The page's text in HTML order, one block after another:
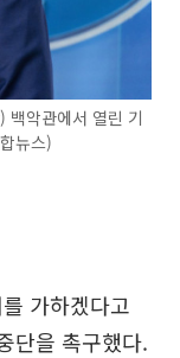
악관에서 열린 기
뉴스)
가하겠다고
단을 촉구했다.